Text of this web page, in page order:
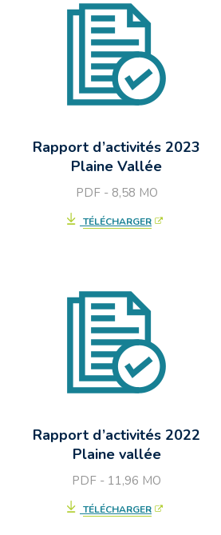
Rapport d’activités 2023
Plaine Vallée
PDF - 8,58 MO
TÉLÉCHARGER
Rapport d’activités 2022
Plaine vallée
PDF - 11,96 MO
TÉLÉCHARGER